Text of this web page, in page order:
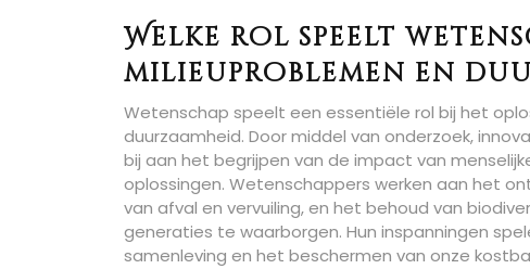
Welke rol speelt
milieuproblemen en
Wetenschap speelt een essentiële rol bij het
duurzaamheid. Door middel van onderzoek,
bij aan het begrijpen van de impact van
oplossingen. Wetenschappers werken aan het
van afval en vervuiling, en het behoud van
generaties te waarborgen. Hun inspanningen
samenleving en het beschermen van onze